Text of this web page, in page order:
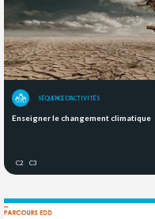
SÉQUENCE D'ACTIVITÉS
Enseigner le changement climatique
C2 C3